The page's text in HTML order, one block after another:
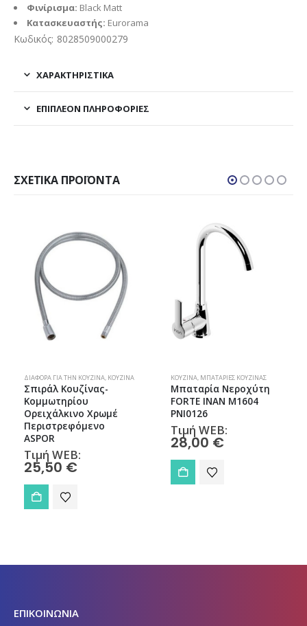
Φινίρισμα: Black Matt
Κατασκευαστής: Eurorama
Κωδικός: 8028509000279
ΧΑΡΑΚΤΗΡΙΣΤΙΚΑ
ΕΠΙΠΛΈΟΝ ΠΛΗΡΟΦΟΡΊΕΣ
ΣΧΕΤΙΚΆ ΠΡΟΪΌΝΤΑ
ΔΙΆΦΟΡΑ ΓΙΑ ΤΗΝ ΚΟΥΖΊΝΑ, ΚΟΥΖΊΝΑ
Σπιράλ Κουζίνας-
Κομμωτηρίου
Ορειχάλκινο Χρωμέ
Περιστρεφόμενο
ASPOR
Τιμή WEB:
25,50 €
ΚΟΥΖΊΝΑ, ΜΠΑΤΑΡΊΕΣ ΚΟΥΖΊΝΑΣ
Μπαταρία Νεροχύτη
FORTE ΙΝΑΝ M1604
PNI0126
Τιμή WEB:
28,00 €
ΕΠΙΚΟΙΝΩΝΙΑ